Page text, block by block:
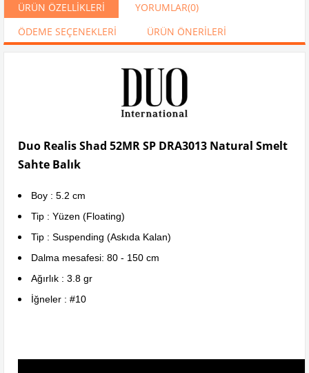
ÜRÜN ÖZELLIKLERI YORUMLAR(0)
ÖDEME SEÇENEKLERI
ÜRÜN ÖNERILERI
Duo Realis Shad 52MR SP DRA3013 Natural Smelt
Sahte Balık
Boy : 5.2 cm
Tip : Yüzen (Floating)
Tip : Suspending (Askıda Kalan)
Dalma mesafesi: 80 - 150 cm
Ağırlık : 3.8 gr
İğneler : #10